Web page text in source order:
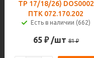
TP 17/18/26) DOS0002
ПТК 072.170.202
Есть в наличии (662)
65₽ /шт 81₽